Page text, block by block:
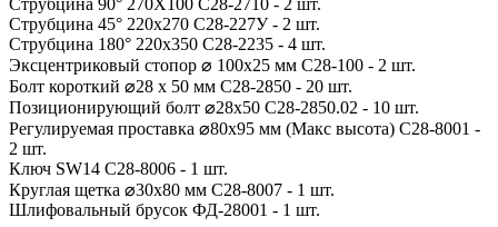
Струбцина 45° 220x270 С28-227У - 2 шт.
Струбцина 180° 220x350 С28-2235 - 4 шт.
Эксцентриковый стопор ⌀ 100x25 мм С28-100 - 2 шт.
Болт короткий ⌀28 x 50 мм С28-2850 - 20 шт.
Позиционирующий болт ⌀28x50 С28-2850.02 - 10 шт.
Регулируемая проставка ⌀80x95 мм (Макс высота) С28-8001 -
2 шт.
Ключ SW14 С28-8006 - 1 шт.
Круглая щетка ⌀30x80 мм С28-8007 - 1 шт.
Шлифовальный брусок ФД-28001 - 1 шт.